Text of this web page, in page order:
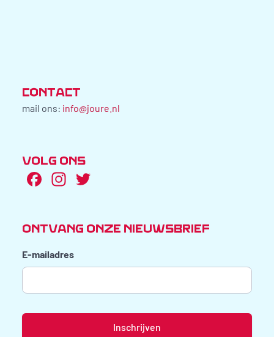
CONTACT
mail ons: info@joure.nl
VOLG ONS
Facebook
Instagram
ONTVANG ONZE NIEUWSBRIEF
E-mailadres